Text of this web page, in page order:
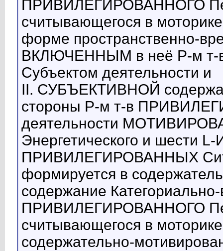
ПРИВИЛЕГИРОВАННОГО
считывающегося в
форме пространственно-
ВКЛЮЧЕННЫМ в неё Р-м
Субъектом деятельности и
II. СУБЪЕКТИВНОЙ
стороны Р-м т-в
деятельности
Энергетического и шести
ПРИВИЛЕГИРОВАННЫХ
формируется в
содержание
ПРИВИЛЕГИРОВАННОГО
считывающегося в
содержательно-